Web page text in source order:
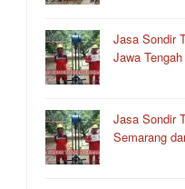
Jasa Sondir
Jawa
Jasa Sondir
Semarang